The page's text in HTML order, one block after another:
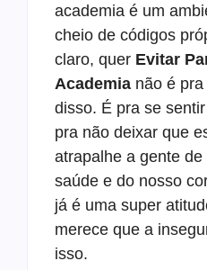
academia é um
cheio de códigos
claro, quer Evitar
Academia não é
disso. É pra se
pra não deixar que
atrapalhe a gente
saúde e do nosso
já é uma super
merece que a
isso.